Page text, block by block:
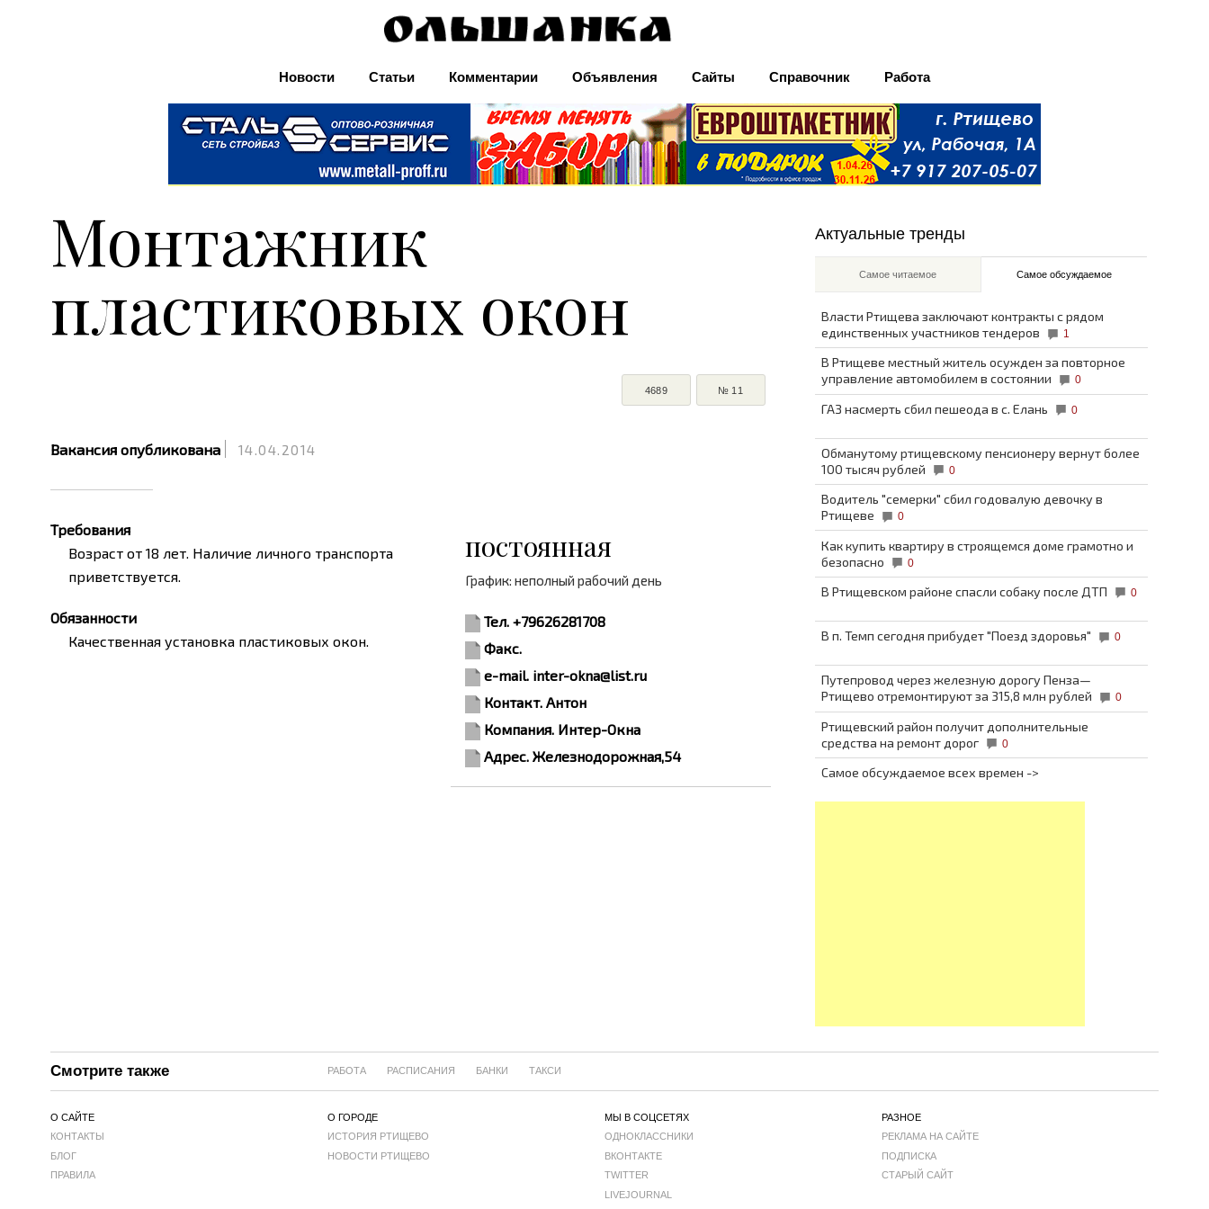
Новости Статьи Комментарии Объявления Сайты Справочник Работа
Монтажник
пластиковых окон
№ 11
4689
Вакансия опубликована 14.04.2014
постоянная
График: неполный рабочий день
Тел. +79626281708
Факс.
e-mail. inter-okna@list.ru
Контакт. Антон
Компания. Интер-Окна
Адрес. Железнодорожная,54
Требования
Возраст от 18 лет. Наличие личного транспорта
приветствуется.
Обязанности
Качественная установка пластиковых окон.
Актуальные тренды
Самое читаемое Самое обсуждаемое
Власти Ртищева заключают контракты с рядом
единственных участников тендеров
1
В Ртищеве местный житель осужден за повторное
управление автомобилем в состоянии
0
ГАЗ насмерть сбил пешеода в с. Елань 0
Обманутому ртищевскому пенсионеру вернут более
100 тысяч рублей
0
Водитель "семерки" сбил годовалую девочку в
Ртищеве
0
Как купить квартиру в строящемся доме грамотно и
безопасно
0
В Ртищевском районе спасли собаку после ДТП 0
В п. Темп сегодня прибудет "Поезд здоровья" 0
Путепровод через железную дорогу Пенза—
Ртищево отремонтируют за 315,8 млн рублей
0
Ртищевский район получит дополнительные
средства на ремонт дорог
0
Самое обсуждаемое всех времен ->
Смотрите также РАБОТА РАСПИСАНИЯ БАНКИ ТАКСИ
О САЙТЕ
КОНТАКТЫ
БЛОГ
ПРАВИЛА
О ГОРОДЕ
ИСТОРИЯ РТИЩЕВО
НОВОСТИ РТИЩЕВО
МЫ В СОЦСЕТЯХ
ОДНОКЛАССНИКИ
ВКОНТАКТЕ
TWITTER
LIVEJOURNAL
РАЗНОЕ
РЕКЛАМА НА САЙТЕ
ПОДПИСКА
СТАРЫЙ САЙТ